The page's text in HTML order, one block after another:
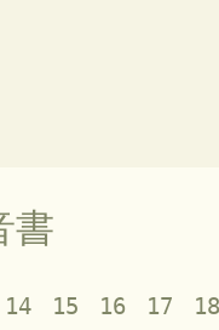
書
14 15 16 17 18